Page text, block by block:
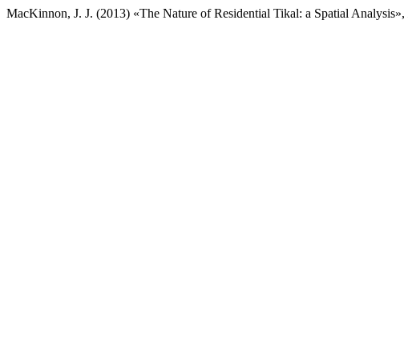
MacKinnon, J. J. (2013) «The Nature of Residential Tikal: a Spatial Analysis»,